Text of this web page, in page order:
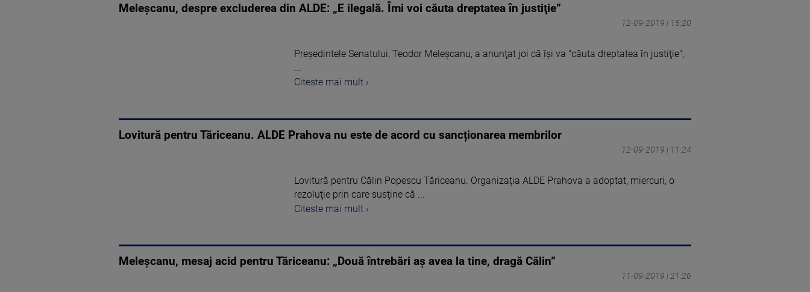
Meleşcanu, despre excluderea din ALDE: „E ilegală. Îmi voi căuta dreptatea în justiţie”
12-09-2019 | 15:20
Preşedintele Senatului, Teodor Meleşcanu, a anunţat joi că îşi va "căuta dreptatea în justiţie",
...
Citeste mai mult ›
Lovitură pentru Tăriceanu. ALDE Prahova nu este de acord cu sancționarea membrilor
12-09-2019 | 11:24
Lovitură pentru Călin Popescu Tăriceanu. Organizația ALDE Prahova a adoptat, miercuri, o
rezoluţie prin care susţine că ...
Citeste mai mult ›
Meleșcanu, mesaj acid pentru Tăriceanu: „Două întrebări aş avea la tine, dragă Călin”
11-09-2019 | 21:26